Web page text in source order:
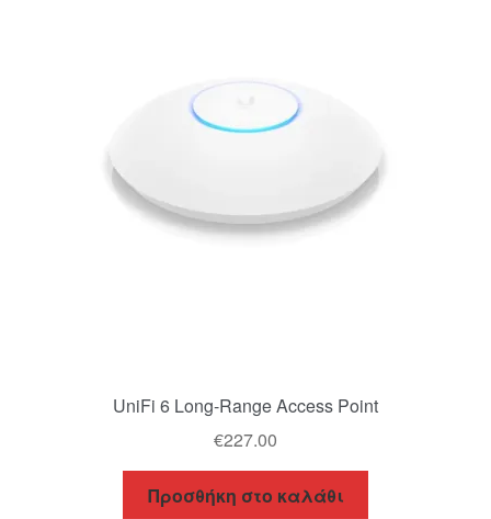
UniFi 6 Long-Range Access Point
€227.00
Προσθήκη στο καλάθι